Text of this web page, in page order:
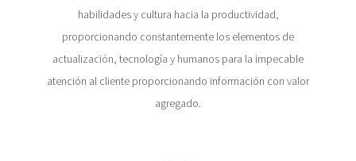
habilidades y cultura hacia la productividad,
proporcionando constantemente los elementos de
actualización, tecnología y humanos para la impecable
atención al cliente proporcionando información con valor
agregado.